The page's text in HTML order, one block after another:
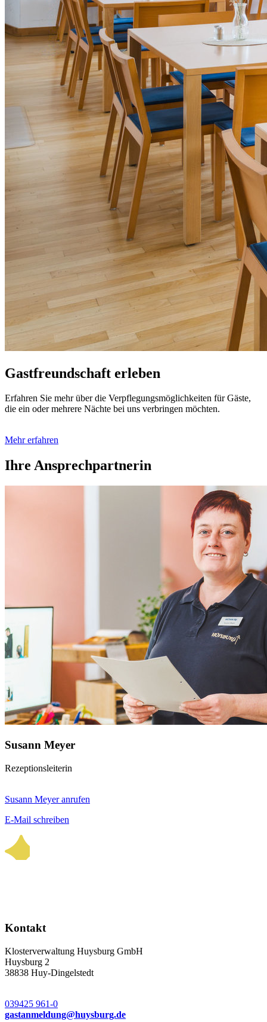
Gastfreundschaft erleben
Erfahren Sie mehr über die Verpflegungs­möglich­keiten für Gäste,
die ein oder mehrere Nächte bei uns verbringen möchten.
Mehr erfahren
Ihre Ansprechpartnerin
Susann Meyer
Rezeptionsleiterin
Susann Meyer anrufen
E-Mail schreiben
Kontakt
Klosterverwaltung Huysburg GmbH
Huysburg 2
38838 Huy-Dingelstedt
039425 961-0
gastanmeldung@huysburg.de